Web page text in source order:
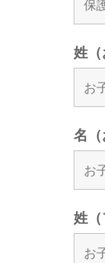
姓（
名（
姓（